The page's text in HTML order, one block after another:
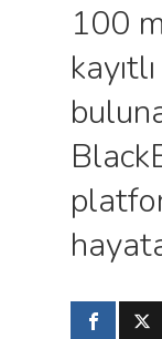
100